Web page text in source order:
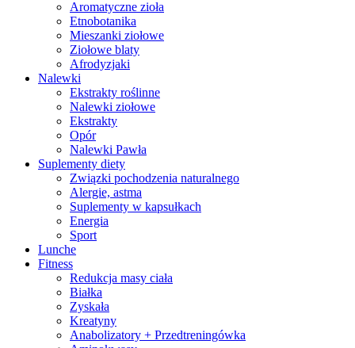
Aromatyczne zioła
Etnobotanika
Mieszanki ziołowe
Ziołowe blaty
Afrodyzjaki
Nalewki
Ekstrakty roślinne
Nalewki ziołowe
Ekstrakty
Opór
Nalewki Pawła
Suplementy diety
Związki pochodzenia naturalnego
Alergie, astma
Suplementy w kapsułkach
Energia
Sport
Lunche
Fitness
Redukcja masy ciała
Białka
Zyskała
Kreatyny
Anabolizatory + Przedtreningówka